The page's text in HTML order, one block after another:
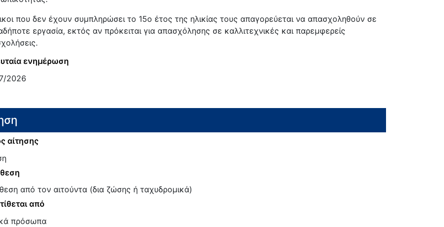
που δεν έχουν συμπληρώσει το 15ο έτος της ηλικίας τους απαγορεύεται να απασχοληθούν σε
εργασία, εκτός αν πρόκειται για απασχόλησης σε καλλιτεχνικές και παρεμφερείς
ενημέρωση
2026
αίτησης
από τον αιτούντα (δια ζώσης ή ταχυδρομικά)
από
πρόσωπα